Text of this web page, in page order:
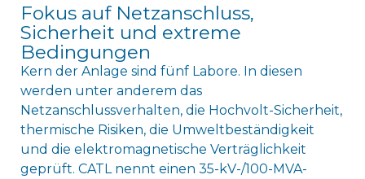
Fokus auf Netzanschluss,
Sicherheit und extreme
Bedingungen
Kern der Anlage sind fünf Labore. In diesen
werden unter anderem das
Netzanschlussverhalten, die Hochvolt-Sicherheit,
thermische Risiken, die Umweltbeständigkeit
und die elektromagnetische Verträglichkeit
geprüft. CATL nennt einen 35-kV-/100-MVA-